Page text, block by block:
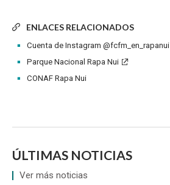
ENLACES RELACIONADOS
Cuenta de Instagram @fcfm_en_rapanui
Parque Nacional Rapa Nui
CONAF Rapa Nui
ÚLTIMAS NOTICIAS
Ver más noticias